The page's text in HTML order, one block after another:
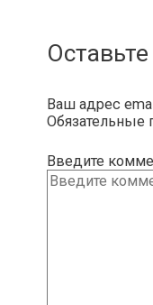
Ваш адрес
Обязательные
Введите